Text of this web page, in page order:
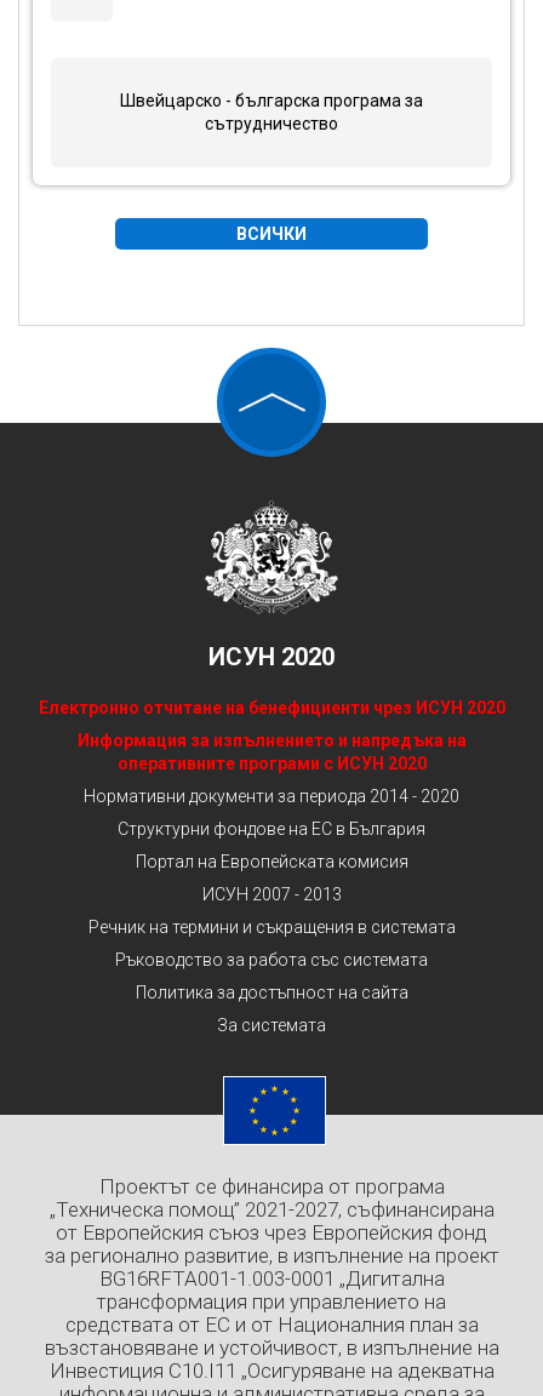
Швейцарско - българска програма за
сътрудничество
ВСИЧКИ
ИСУН 2020
Електронно отчитане на бенефициенти чрез ИСУН 2020
Информация за изпълнението и напредъка на
оперативните програми с ИСУН 2020
Нормативни документи за периода 2014 - 2020
Структурни фондове на ЕС в България
Портал на Европейската комисия
ИСУН 2007 - 2013
Речник на термини и съкращения в системата
Ръководство за работа със системата
Политика за достъпност на сайта
За системата
Проектът се финансира от програма
„Техническа помощ” 2021-2027, съфинансирана
от Европейския съюз чрез Европейския фонд
за регионално развитие, в изпълнение на проект
BG16RFTA001-1.003-0001 „Дигитална
трансформация при управлението на
средствата от ЕС и от Националния план за
възстановяване и устойчивост, в изпълнение на
Инвестиция C10.I11 „Осигуряване на адекватна